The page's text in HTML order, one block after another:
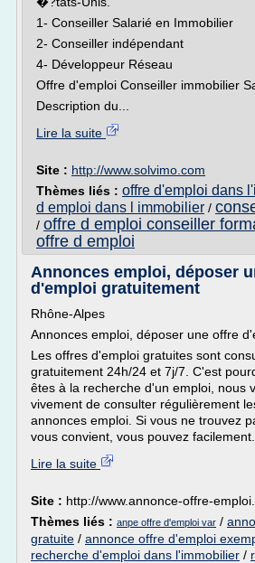
1- Conseiller Salarié en Immobilier
2- Conseiller indépendant
4- Développeur Réseau
Offre d'emploi Conseiller immobilier
Description du...
Lire la suite
Site : http://www.solvimo.com
Thèmes liés : offre d'emploi dans
d emploi dans l immobilier /
/ offre d emploi conseiller
offre d emploi
Annonces emploi, déposer
d'emploi gratuitement
Rhône-Alpes
Annonces emploi, déposer une offre
Les offres d'emploi gratuites sont
gratuitement 24h/24 et 7j/7. C'est
êtes à la recherche d'un emploi, nous
vivement de consulter régulièrement
annonces emploi. Si vous ne trouvez
vous convient, vous pouvez facilement...
Lire la suite
Site : http://www.annonce-offre-
Thèmes liés : anpe offre d'emploi var /
gratuite / annonce offre d'emploi
recherche d'emploi dans l'immobilier /